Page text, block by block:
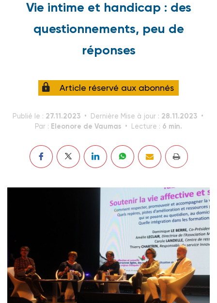
Vie intime et handicap : des
questionnements, peu de
réponses
Article réservé aux abonnés
Publié le : 27.11.2023 Dernière Mise à jour : 28.11.2023
Par : Eleonore de Vaumas Lecture : 6 min.